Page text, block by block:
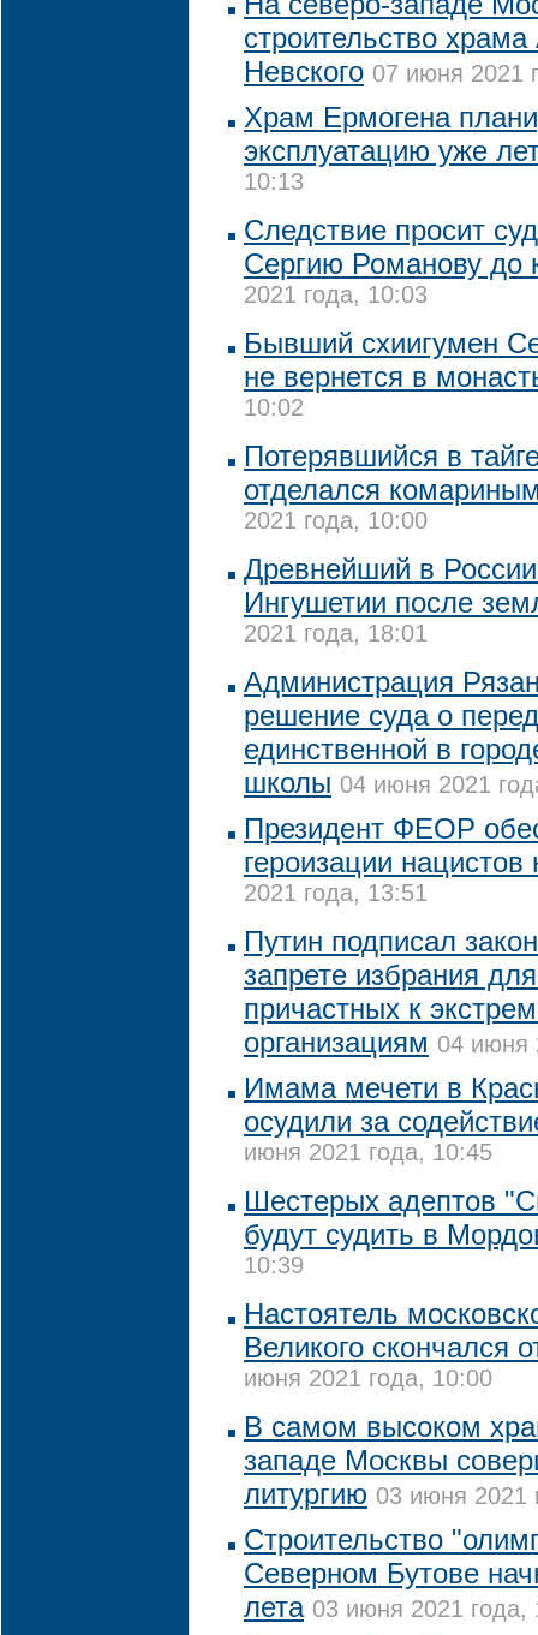
строительство
Невского 07 июня 2021
Храм Ермогена
эксплуатацию уже
10:13
Следствие просит
Сергию Романову до
2021 года, 10:03
Бывший схиигумен
не вернется в
10:02
Потерявшийся в
отделался
2021 года, 10:00
Древнейший в
Ингушетии после
2021 года, 18:01
Администрация
решение суда о
единственной в
школы 04 июня 2021
Президент ФЕОР
героизации нацистов
2021 года, 13:51
Путин подписал
запрете избрания
причастных к
организациям 04 июня
Имама мечети в
осудили за
июня 2021 года, 10:45
Шестерых адептов
будут судить в
10:39
Настоятель
Великого скончался
июня 2021 года, 10:00
В самом высоком
западе Москвы
литургию 03 июня 2021
Строительство
Северном Бутове
лета 03 июня 2021 года,